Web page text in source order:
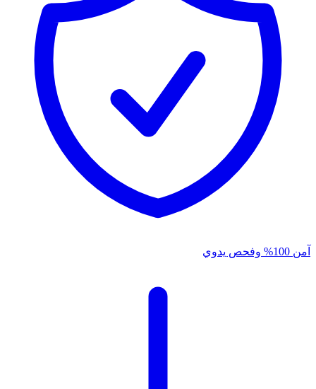
آمن 100% وفحص يدوي